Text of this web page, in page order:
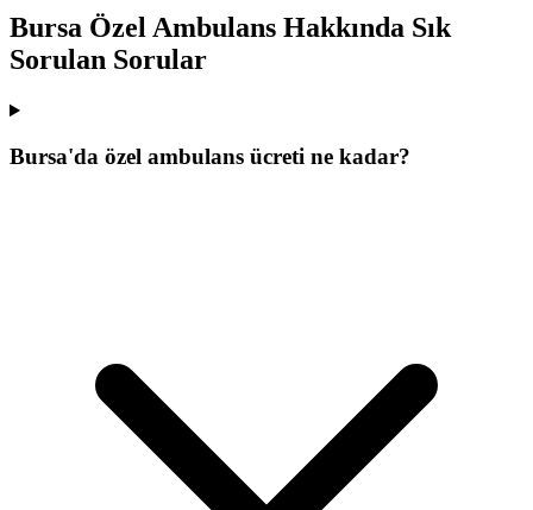
Bursa Özel Ambulans Hakkında Sık
Sorulan Sorular
Bursa'da özel ambulans ücreti ne kadar?